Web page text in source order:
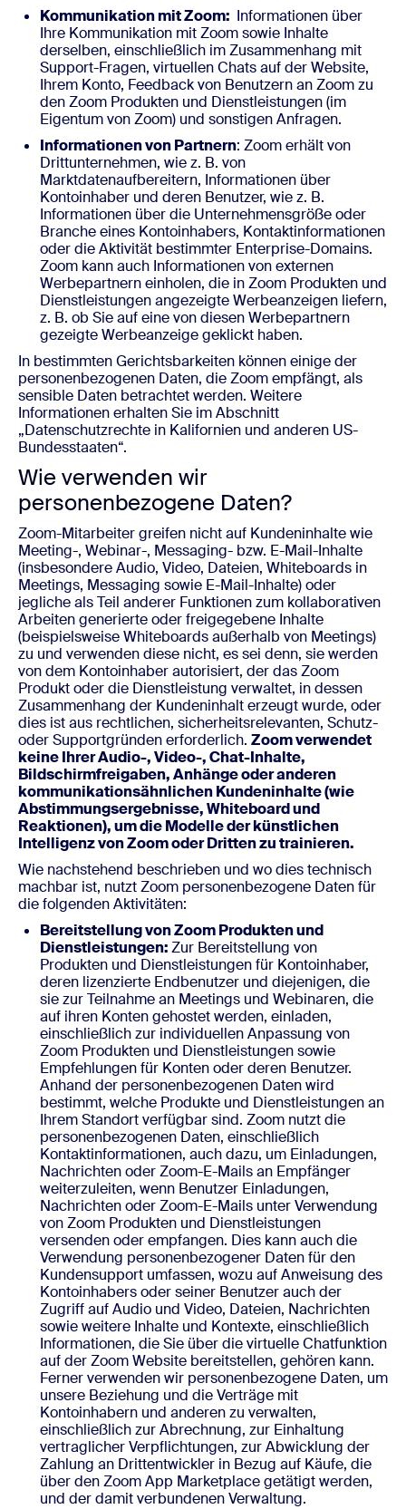
Kommunikation mit Zoom: Informationen über
Ihre Kommunikation mit Zoom sowie Inhalte
derselben, einschließlich im Zusammenhang mit
Support-Fragen, virtuellen Chats auf der Website,
Ihrem Konto, Feedback von Benutzern an Zoom zu
den Zoom Produkten und Dienstleistungen (im
Eigentum von Zoom) und sonstigen Anfragen.
Informationen von Partnern: Zoom erhält von
Drittunternehmen, wie z. B. von
Marktdatenaufbereitern, Informationen über
Kontoinhaber und deren Benutzer, wie z. B.
Informationen über die Unternehmensgröße oder
Branche eines Kontoinhabers, Kontaktinformationen
oder die Aktivität bestimmter Enterprise-Domains.
Zoom kann auch Informationen von externen
Werbepartnern einholen, die in Zoom Produkten und
Dienstleistungen angezeigte Werbeanzeigen liefern,
z. B. ob Sie auf eine von diesen Werbepartnern
gezeigte Werbeanzeige geklickt haben.
In bestimmten Gerichtsbarkeiten können einige der
personenbezogenen Daten, die Zoom empfängt, als
sensible Daten betrachtet werden. Weitere
Informationen erhalten Sie im Abschnitt
„Datenschutzrechte in Kalifornien und anderen US-
Bundesstaaten“.
Wie verwenden wir
personenbezogene Daten?
Zoom-Mitarbeiter greifen nicht auf Kundeninhalte wie
Meeting-, Webinar-, Messaging- bzw. E-Mail-Inhalte
(insbesondere Audio, Video, Dateien, Whiteboards in
Meetings, Messaging sowie E-Mail-Inhalte) oder
jegliche als Teil anderer Funktionen zum kollaborativen
Arbeiten generierte oder freigegebene Inhalte
(beispielsweise Whiteboards außerhalb von Meetings)
zu und verwenden diese nicht, es sei denn, sie werden
von dem Kontoinhaber autorisiert, der das Zoom
Produkt oder die Dienstleistung verwaltet, in dessen
Zusammenhang der Kundeninhalt erzeugt wurde, oder
dies ist aus rechtlichen, sicherheitsrelevanten, Schutz-
oder Supportgründen erforderlich. Zoom verwendet
keine Ihrer Audio-, Video-, Chat-Inhalte,
Bildschirmfreigaben, Anhänge oder anderen
kommunikationsähnlichen Kundeninhalte (wie
Abstimmungsergebnisse, Whiteboard und
Reaktionen), um die Modelle der künstlichen
Intelligenz von Zoom oder Dritten zu trainieren.
Wie nachstehend beschrieben und wo dies technisch
machbar ist, nutzt Zoom personenbezogene Daten für
die folgenden Aktivitäten:
Bereitstellung von Zoom Produkten und
Dienstleistungen:Zur Bereitstellung von
Produkten und Dienstleistungen für Kontoinhaber,
deren lizenzierte Endbenutzer und diejenigen, die
sie zur Teilnahme an Meetings und Webinaren, die
auf ihren Konten gehostet werden, einladen,
einschließlich zur individuellen Anpassung von
Zoom Produkten und Dienstleistungen sowie
Empfehlungen für Konten oder deren Benutzer.
Anhand der personenbezogenen Daten wird
bestimmt, welche Produkte und Dienstleistungen an
Ihrem Standort verfügbar sind. Zoom nutzt die
personenbezogenen Daten, einschließlich
Kontaktinformationen, auch dazu, um Einladungen,
Nachrichten oder Zoom-E-Mails an Empfänger
weiterzuleiten, wenn Benutzer Einladungen,
Nachrichten oder Zoom-E-Mails unter Verwendung
von Zoom Produkten und Dienstleistungen
versenden oder empfangen. Dies kann auch die
Verwendung personenbezogener Daten für den
Kundensupport umfassen, wozu auf Anweisung des
Kontoinhabers oder seiner Benutzer auch der
Zugriff auf Audio und Video, Dateien, Nachrichten
sowie weitere Inhalte und Kontexte, einschließlich
Informationen, die Sie über die virtuelle Chatfunktion
auf der Zoom Website bereitstellen, gehören kann.
Ferner verwenden wir personenbezogene Daten, um
unsere Beziehung und die Verträge mit
Kontoinhabern und anderen zu verwalten,
einschließlich zur Abrechnung, zur Einhaltung
vertraglicher Verpflichtungen, zur Abwicklung der
Zahlung an Drittentwickler in Bezug auf Käufe, die
über den Zoom App Marketplace getätigt werden,
und der damit verbundenen Verwaltung.